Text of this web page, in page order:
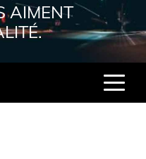
AIMENT